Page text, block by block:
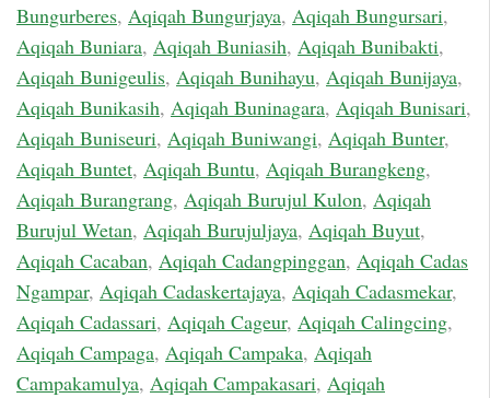
Bungurberes, Aqiqah Bungurjaya, Aqiqah Bungursari,
Aqiqah Buniara, Aqiqah Buniasih, Aqiqah Bunibakti,
Aqiqah Bunigeulis, Aqiqah Bunihayu, Aqiqah Bunijaya,
Aqiqah Bunikasih, Aqiqah Buninagara, Aqiqah Bunisari,
Aqiqah Buniseuri, Aqiqah Buniwangi, Aqiqah Bunter,
Aqiqah Buntet, Aqiqah Buntu, Aqiqah Burangkeng,
Aqiqah Burangrang, Aqiqah Burujul Kulon, Aqiqah
Burujul Wetan, Aqiqah Burujuljaya, Aqiqah Buyut,
Aqiqah Cacaban, Aqiqah Cadangpinggan, Aqiqah Cadas
Ngampar, Aqiqah Cadaskertajaya, Aqiqah Cadasmekar,
Aqiqah Cadassari, Aqiqah Cageur, Aqiqah Calingcing,
Aqiqah Campaga, Aqiqah Campaka, Aqiqah
Campakamulya, Aqiqah Campakasari, Aqiqah